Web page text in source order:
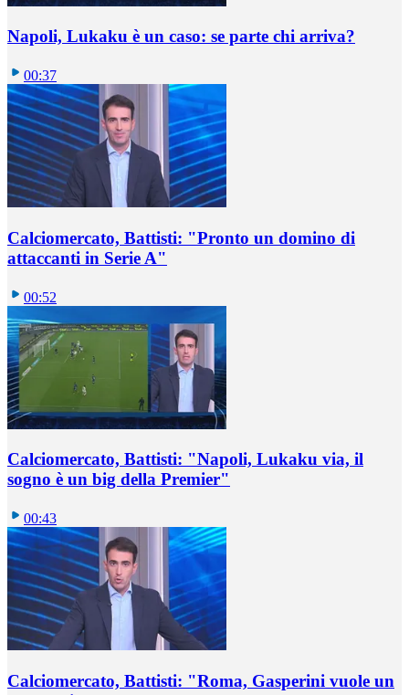
Napoli, Lukaku è un caso: se parte chi arriva?
00:37
Calciomercato, Battisti: "Pronto un domino di
attaccanti in Serie A"
00:52
Calciomercato, Battisti: "Napoli, Lukaku via, il
sogno è un big della Premier"
00:43
Calciomercato, Battisti: "Roma, Gasperini vuole un